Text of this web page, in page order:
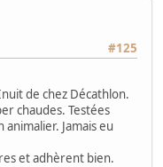
#125
de chez Décathlon.
chaudes. Testées
Jamais eu
et adhèrent bien.